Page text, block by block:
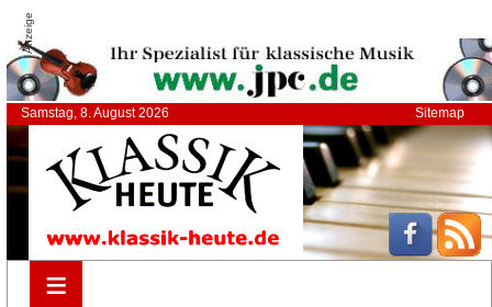
Anzeige
Samstag, 8. August 2026 Sitemap
≡
≡